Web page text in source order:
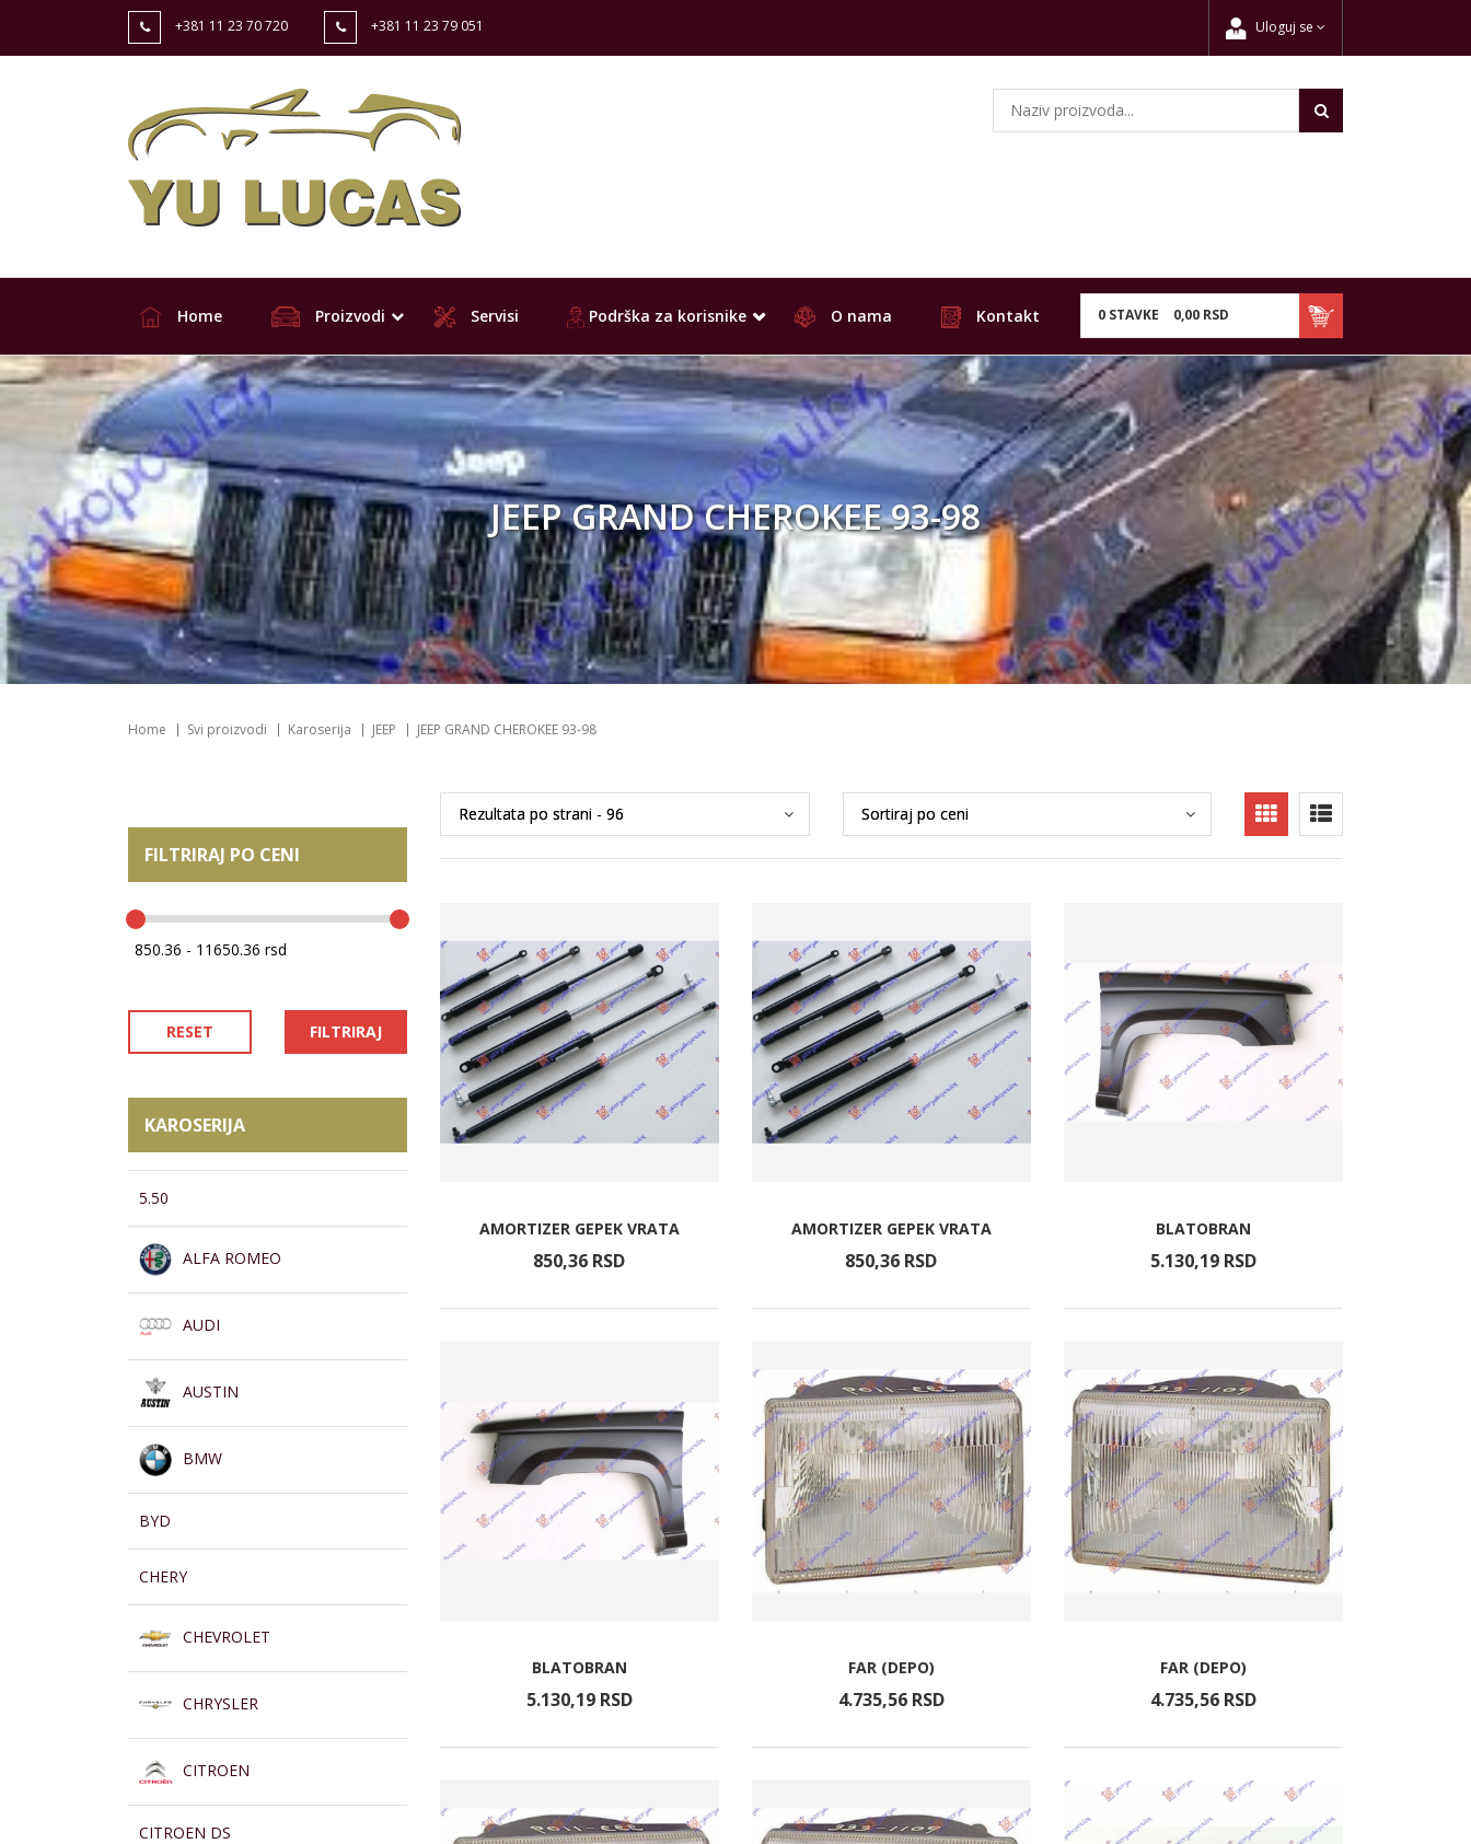
+381 11 23 70 720 +381 11 23 79 051 Uloguj se
0 STAVKE 0,00 RSD
Home Proizvodi Servisi Podrška za korisnike O nama Kontakt
JEEP GRAND CHEROKEE 93-98
Home Svi proizvodi Karoserija JEEP JEEP GRAND CHEROKEE 93-98
FILTRIRAJ PO CENI
RESET FILTRIRAJ
KAROSERIJA
5.50
ALFA ROMEO
AUDI
AUSTIN
BMW
BYD
CHERY
CHEVROLET
CHRYSLER
CITROEN
CITROEN DS
AMORTIZER GEPEK VRATA
850,36 RSD
AMORTIZER GEPEK VRATA
850,36 RSD
BLATOBRAN
5.130,19 RSD
BLATOBRAN
5.130,19 RSD
FAR (DEPO)
4.735,56 RSD
FAR (DEPO)
4.735,56 RSD